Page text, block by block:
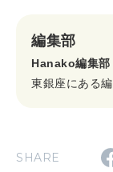
編集部
Hanako編集部
東銀座にある
SHARE